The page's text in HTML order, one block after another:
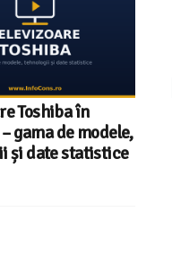
Toshiba în
gama de modele,
și date statistice